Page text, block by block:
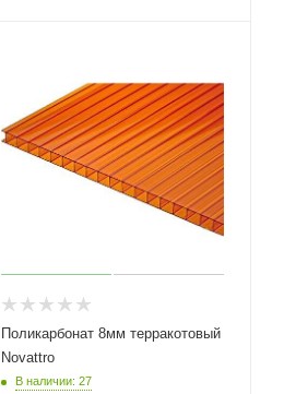
Поликарбонат 8мм терракотовый
Novattro
В наличии: 27